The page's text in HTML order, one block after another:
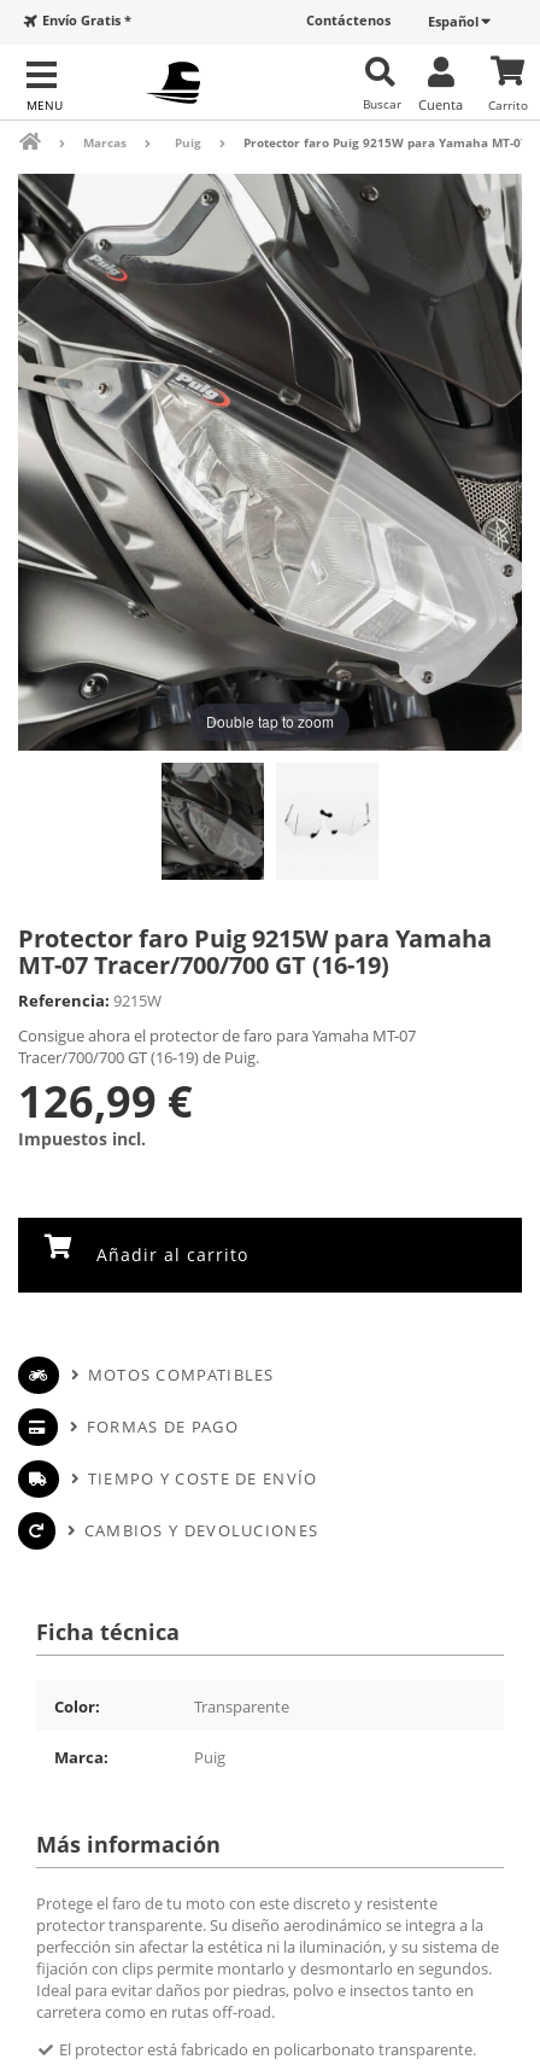
Español
Contáctenos
Envío Gratis *
Carrito
Cuenta
Buscar
Marcas Puig Protector faro Puig 9215W para Yamaha MT-07
Double tap to zoom
Protector faro Puig 9215W para Yamaha
MT-07 Tracer/700/700 GT (16-19)
Referencia: 9215W
Consigue ahora el protector de faro para Yamaha MT-07
Tracer/700/700 GT (16-19) de Puig.
126,99 €
Impuestos incl.
Añadir al carrito
MOTOS COMPATIBLES
FORMAS DE PAGO
TIEMPO Y COSTE DE ENVÍO
CAMBIOS Y DEVOLUCIONES
Ficha técnica
Color: Transparente
Marca: Puig
Más información
Protege el faro de tu moto con este discreto y resistente
protector transparente. Su diseño aerodinámico se integra a la
perfección sin afectar la estética ni la iluminación, y su sistema de
fijación con clips permite montarlo y desmontarlo en segundos.
Ideal para evitar daños por piedras, polvo e insectos tanto en
carretera como en rutas off-road.
El protector está fabricado en policarbonato transparente.